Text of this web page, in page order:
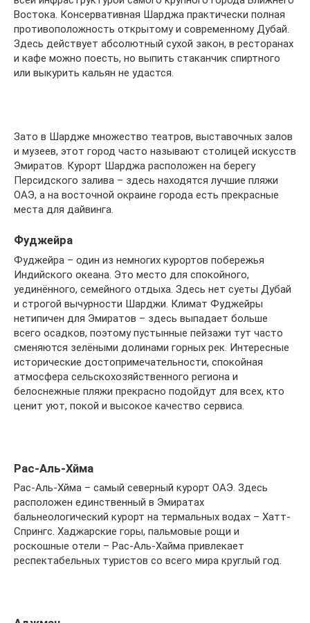
Востока. Консервативная Шарджа практически полная
противоположность открытому и современному Дубай.
Здесь действует абсолютный сухой закон, в ресторанах
и кафе можно поесть, но выпить стаканчик спиртного
или выкурить кальян не удастся.
Зато в Шардже множество театров, выставочных залов
и музеев, этот город часто называют столицей искусств
Эмиратов. Курорт Шарджа расположен на берегу
Персидского залива – здесь находятся лучшие пляжи
ОАЭ, а на восточной окраине города есть прекрасные
места для дайвинга.
Фуджейра
Фуджейра – один из немногих курортов побережья
Индийского океана. Это место для спокойного,
уединённого, семейного отдыха. Здесь нет суеты Дубай
и строгой вычурности Шарджи. Климат Фуджейры
нетипичен для Эмиратов – здесь выпадает больше
всего осадков, поэтому пустынные пейзажи тут часто
сменяются зелёными долинами горных рек. Интересные
исторические достопримечательности, спокойная
атмосфера сельскохозяйственного региона и
белоснежные пляжи прекрасно подойдут для всех, кто
ценит уют, покой и высокое качество сервиса.
Рас-Аль-Хйма
Рас-Аль-Хйма – самый северный курорт ОАЭ. Здесь
расположен единственный в Эмиратах
бальнеологический курорт на термальных водах – Хатт-
Спрингс. Хаджарские горы, пальмовые рощи и
роскошные отели – Рас-Аль-Хайма привлекает
респектабельных туристов со всего мира круглый год.